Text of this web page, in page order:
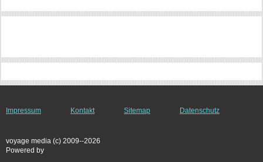
Impressum Kontakt Sitemap Datenschutz
voyage media (c) 2009--2026
Powered by